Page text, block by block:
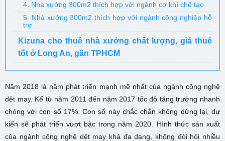
4. Nhà xưởng 300m2 thích hợp với ngành cơ khí chế tạo
5. Nhà xưởng 300m2 thích hợp với ngành công nghiệp hỗ
trợ
Kizuna cho thuê nhà xưởng chất lượng, giá thuê
tốt ở Long An, gần TPHCM
Năm 2018 là năm phát triển mạnh mẽ nhất của ngành công nghệ
dệt may. Kể từ năm 2011 đến năm 2017 tốc độ tăng trưởng nhanh
chóng với con số 17%. Con số này chắc chắn không dừng lại, dự
kiến sẽ phát triển vượt bậc trong năm 2020. Hình thức sản xuất
của ngành công nghệ dệt may khá đa dạng, không đòi hỏi nhiều